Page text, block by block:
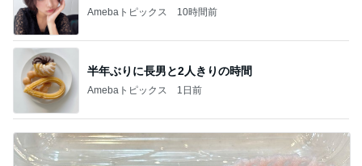
Amebaトピックス 10時間前
半年ぶりに長男と2人きりの時間
Amebaトピックス 1日前